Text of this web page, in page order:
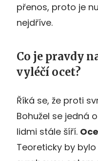
přenos, proto je
nejdříve.
Co je pravdy
vyléčí ocet?
Říká se, že proti
Bohužel se jedná
lidmi stále šíří.
Teoreticky by